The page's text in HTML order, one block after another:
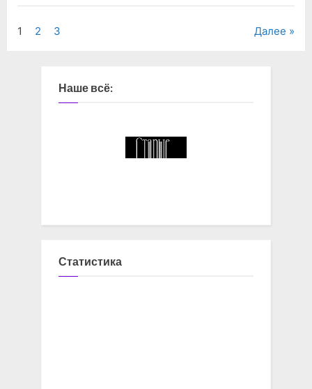
Навигация
записям
1 2 3 Далее
Наше всё:
Статистика